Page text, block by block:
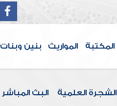
المكتبة المواريث بنين وبنات
الشجرة العلمية البث المباشر